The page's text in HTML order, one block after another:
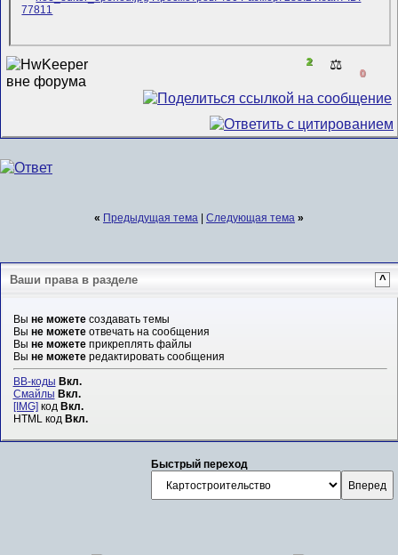
2 ⚖️
0
« Предыдущая тема Следующая тема »
Ваши права в разделе ^
Вы не можетесоздавать темы
Вы не можетеотвечать на сообщения
Вы не можетеприкреплять файлы
Вы не можетередактировать сообщения
BB-коды Вкл.
Смайлы Вкл.
[IMG]код Вкл.
HTML код Вкл.
Быстрый переход